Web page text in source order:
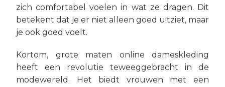
zich comfortabel voelen in wat ze dragen. Dit
betekent dat je er niet alleen goed uitziet, maar
je ook goed voelt.
Kortom, grote maten online dameskleding
heeft een revolutie teweeggebracht in de
modewereld. Het biedt vrouwen met een